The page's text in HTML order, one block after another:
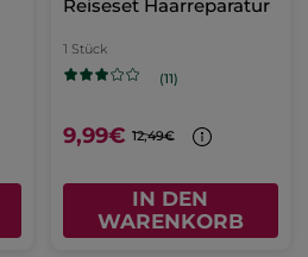
Reiseset Haarreparatur
1 Stück
(11)
9,99€ 12,49€
IN DEN
WARENKORB